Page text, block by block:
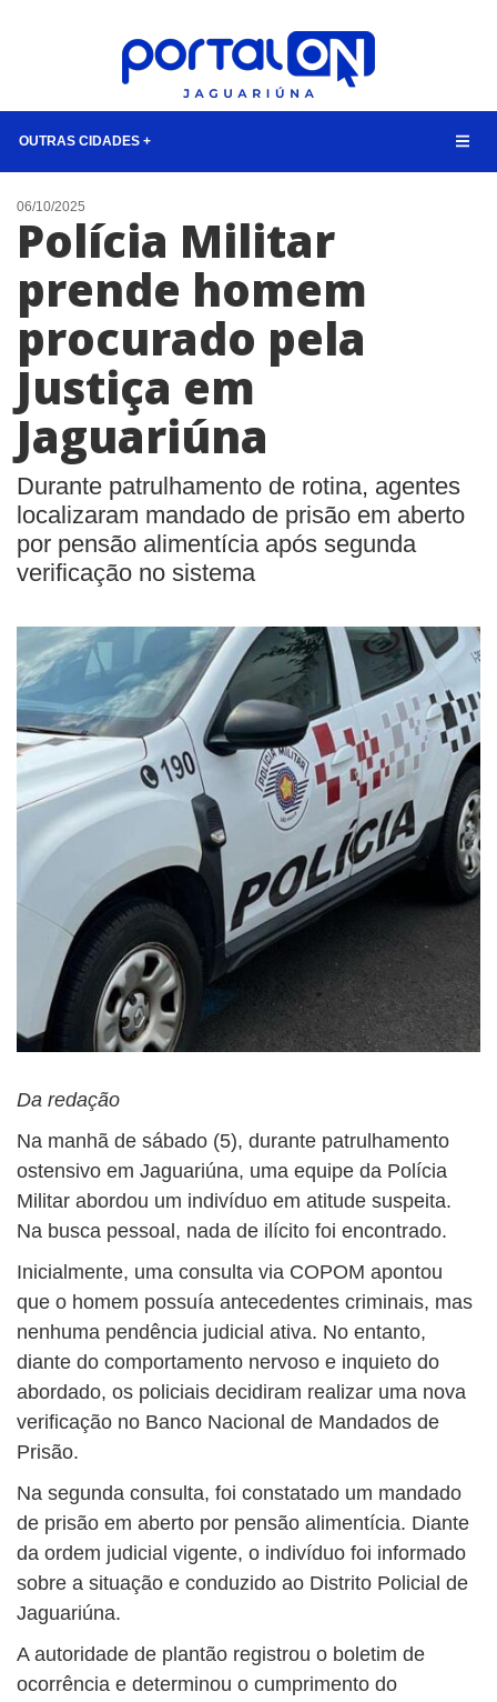
OUTRAS CIDADES +
NOTÍCIAS
LISTA DIGITAL
CONTATO
ANUNCIE
06/10/2025
Polícia Militar
prende homem
procurado pela
Justiça em
Jaguariúna
Durante patrulhamento de rotina, agentes
localizaram mandado de prisão em aberto
por pensão alimentícia após segunda
verificação no sistema
Da redação
Na manhã de sábado (5), durante patrulhamento
ostensivo em Jaguariúna, uma equipe da Polícia
Militar abordou um indivíduo em atitude suspeita.
Na busca pessoal, nada de ilícito foi encontrado.
Inicialmente, uma consulta via COPOM apontou
que o homem possuía antecedentes criminais, mas
nenhuma pendência judicial ativa. No entanto,
diante do comportamento nervoso e inquieto do
abordado, os policiais decidiram realizar uma nova
verificação no Banco Nacional de Mandados de
Prisão.
Na segunda consulta, foi constatado um mandado
de prisão em aberto por pensão alimentícia. Diante
da ordem judicial vigente, o indivíduo foi informado
sobre a situação e conduzido ao Distrito Policial de
Jaguariúna.
A autoridade de plantão registrou o boletim de
ocorrência e determinou o cumprimento do